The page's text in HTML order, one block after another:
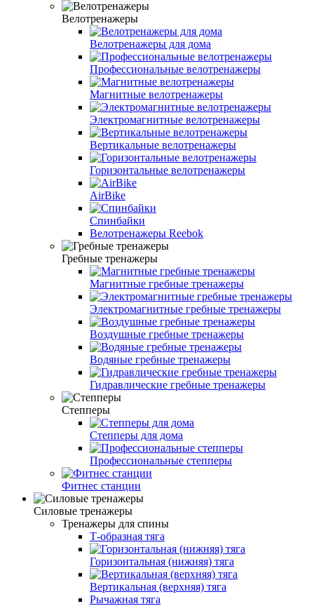
Велотренажеры
Велотренажеры для дома
Профессиональные велотренажеры
Магнитные велотренажеры
Электромагнитные велотренажеры
Вертикальные велотренажеры
Горизонтальные велотренажеры
AirBike
Спинбайки
Велотренажеры Reebok
Гребные тренажеры
Магнитные гребные тренажеры
Электромагнитные гребные тренажеры
Воздушные гребные тренажеры
Водяные гребные тренажеры
Гидравлические гребные тренажеры
Степперы
Степперы для дома
Профессиональные степперы
Фитнес станции
Силовые тренажеры
Тренажеры для спины
Т-образная тяга
Горизонтальная (нижняя) тяга
Вертикальная (верхняя) тяга
Рычажная тяга